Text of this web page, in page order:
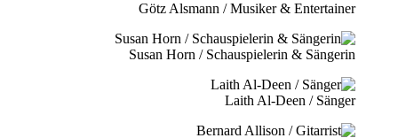
Götz Alsmann / Musiker & Entertainer
Susan Horn / Schauspielerin & Sängerin
Laith Al-Deen / Sänger